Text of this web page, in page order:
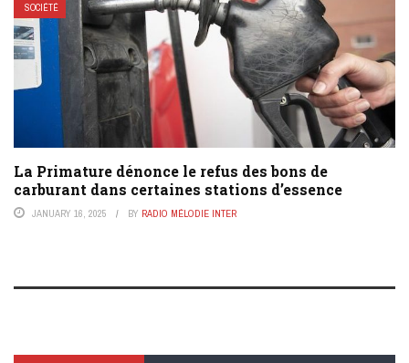
SOCIÉTÉ
La Primature dénonce le refus des bons de
carburant dans certaines stations d’essence
JANUARY 16, 2025 BY RADIO MÉLODIE INTER